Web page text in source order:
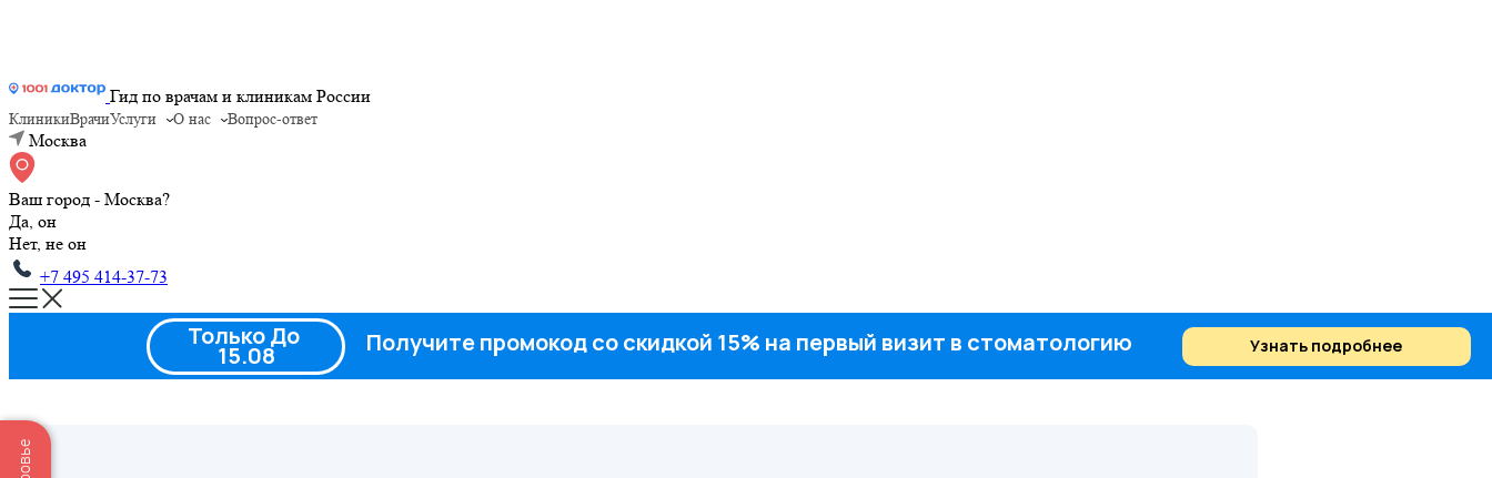
Гид по врачам и клиникам России
КлиникиВрачиУслуги О нас Вопрос-ответ
Москва
Ваш город - Москва?
Да, он
Нет, не он
+7 495 414-37-73
Только До
15.08 Получите промокод со скидкой 15% на первый визит в стоматологию Узнать подробнее